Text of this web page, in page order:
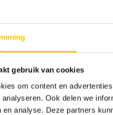
gebruik van cookies
om content en
Ook delen we
en analyse. Deze partners